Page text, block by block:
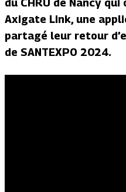
du CHRU de Nancy
Axigate Link, une
partagé leur retour
de SANTEXPO 2024.